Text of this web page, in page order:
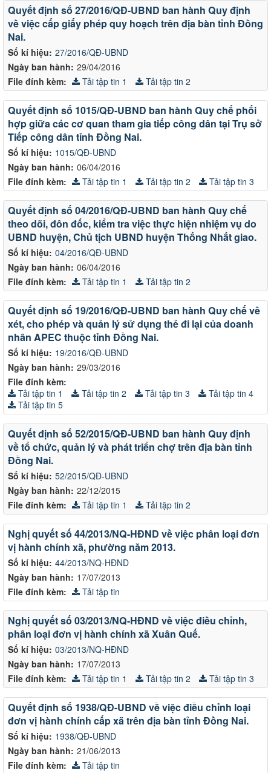
Số kí hiệu: 27/2016/QĐ-UBND
Ngày ban hành: 29/04/2016
Quyết định số 27/2016/QĐ-UBND ban hành Quy định
về việc cấp giấy phép quy hoạch trên địa bàn tỉnh Đồng
Nai.
File đính kèm: Tải tập tin 1 Tải tập tin 2
Số kí hiệu: 1015/QĐ-UBND
Ngày ban hành: 06/04/2016
Quyết định số 1015/QĐ-UBND ban hành Quy chế phối
hợp giữa các cơ quan tham gia tiếp công dân tại Trụ sở
Tiếp công dân tỉnh Đồng Nai.
File đính kèm: Tải tập tin 1 Tải tập tin 2 Tải tập tin 3
Số kí hiệu: 04/2016/QĐ-UBND
Ngày ban hành: 06/04/2016
Quyết định số 04/2016/QĐ-UBND ban hành Quy chế
theo dõi, đôn đốc, kiểm tra việc thực hiện nhiệm vụ do
UBND huyện, Chủ tịch UBND huyện Thống Nhất giao.
File đính kèm: Tải tập tin 1 Tải tập tin 2
Số kí hiệu: 19/2016/QĐ-UBND
Ngày ban hành: 29/03/2016
Quyết định số 19/2016/QĐ-UBND ban hành Quy chế về
xét, cho phép và quản lý sử dụng thẻ đi lại của doanh
nhân APEC thuộc tỉnh Đồng Nai.
File đính kèm:
Tải tập tin 1
Tải tập tin 2 Tải tập tin 3
Tải tập tin 4
Tải tập tin 5
Số kí hiệu: 52/2015/QĐ-UBND
Ngày ban hành: 22/12/2015
Quyết định số 52/2015/QĐ-UBND ban hành Quy định
về tổ chức, quản lý và phát triển chợ trên địa bàn tỉnh
Đồng Nai.
File đính kèm: Tải tập tin 1 Tải tập tin 2
Số kí hiệu: 44/2013/NQ-HĐND
Ngày ban hành: 17/07/2013
Nghị quyết số 44/2013/NQ-HĐND về việc phân loại đơn
vị hành chính xã, phường năm 2013.
File đính kèm: Tải tập tin
Số kí hiệu: 03/2013/NQ-HĐND
Ngày ban hành: 17/07/2013
Nghị quyết số 03/2013/NQ-HĐND về việc điều chỉnh,
phân loại đơn vị hành chính xã Xuân Quế.
File đính kèm: Tải tập tin 1 Tải tập tin 2 Tải tập tin 3
Số kí hiệu: 1938/QĐ-UBND
Ngày ban hành: 21/06/2013
Quyết định số 1938/QĐ-UBND về việc điều chỉnh loại
đơn vị hành chính cấp xã trên địa bàn tỉnh Đồng Nai.
File đính kèm: Tải tập tin